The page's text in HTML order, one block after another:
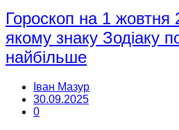
Гороскоп на 1 жовтня
якому знаку Зодіаку
найбільше
Іван Мазур
30.09.2025
0